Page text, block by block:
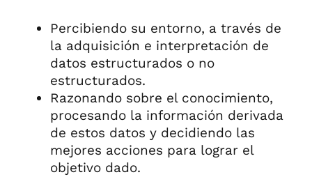
Percibiendo su entorno, a través de
la adquisición e interpretación de
datos estructurados o no
estructurados.
Razonando sobre el conocimiento,
procesando la información derivada
de estos datos y decidiendo las
mejores acciones para lograr el
objetivo dado.